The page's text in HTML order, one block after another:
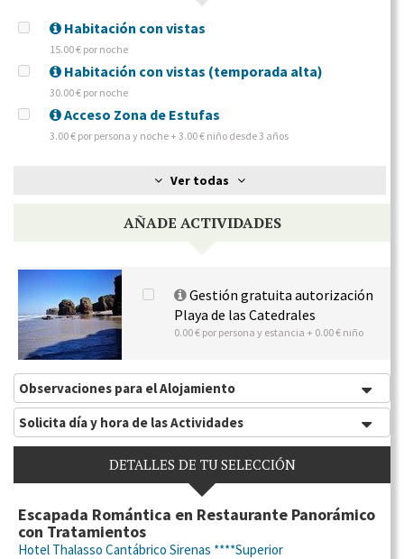
Habitación con vistas
15.00 € por noche
Habitación con vistas (temporada alta)
30.00 € por noche
Acceso Zona de Estufas
3.00 € por persona y noche + 3.00 € niño desde 3 años
Ver todas
AÑADE ACTIVIDADES
Gestión gratuita autorización
Playa de las Catedrales
0.00 € por persona y estancia + 0.00 € niño
Observaciones para el Alojamiento
Solicita día y hora de las Actividades
DETALLES DE TU SELECCIÓN
Escapada Romántica en Restaurante Panorámico
con Tratamientos
Hotel Thalasso Cantábrico Sirenas ****Superior